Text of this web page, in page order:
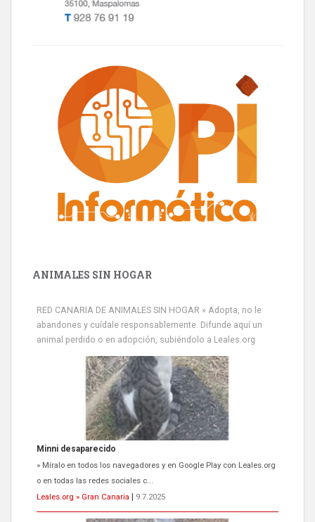
ANIMALES SIN HOGAR
RED CANARIA DE ANIMALES SIN HOGAR » Adopta, no le
abandones y cuídale responsablemente. Difunde aquí un
animal perdido o en adopción, subiéndolo a Leales.org
Siami Perdida
Se llama Siami,es hembra de 4 años,esterilizada con marca de
oreja,cariñosa,mimosa pero miedosa,e...
Leales.org » Gran Canaria
9.7.2025